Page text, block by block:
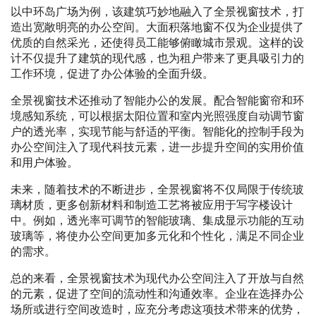
以中环岛广场为例，该建筑巧妙地融入了全景视窗技术，打
造出宽敞明亮的办公空间。大面积落地窗不仅为企业提供了
优质的自然采光，还使得员工能够俯瞰城市景观。这样的设
计不仅提升了建筑的现代感，也为租户带来了更具吸引力的
工作环境，促进了办公体验的全面升级。
全景视窗技术还推动了智能办公的发展。配合智能窗帘和环
境感知系统，可以根据太阳位置和室内光照强度自动调节窗
户的透光率，实现节能与舒适的平衡。智能化的控制手段为
办公空间注入了现代科技元素，进一步提升空间的实用价值
和用户体验。
未来，随着技术的不断进步，全景视窗将不仅局限于传统玻
璃材质，更多创新材料和制造工艺将被应用于写字楼设计
中。例如，透光率可调节的智能玻璃、集成显示功能的互动
玻璃等，将使办公空间更加多元化和个性化，满足不同企业
的需求。
总的来看，全景视窗技术为现代办公空间注入了开放与自然
的元素，促进了空间的流动性和沟通效率。企业在选择办公
场所或进行空间改造时，应充分考虑这项技术带来的优势，